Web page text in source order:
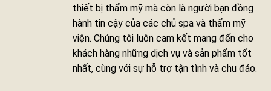
thiết bị thẩm mỹ mà còn là người bạn đồng
hành tin cậy của các chủ spa và thẩm mỹ
viện. Chúng tôi luôn cam kết mang đến cho
khách hàng những dịch vụ và sản phẩm tốt
nhất, cùng với sự hỗ trợ tận tình và chu đáo.